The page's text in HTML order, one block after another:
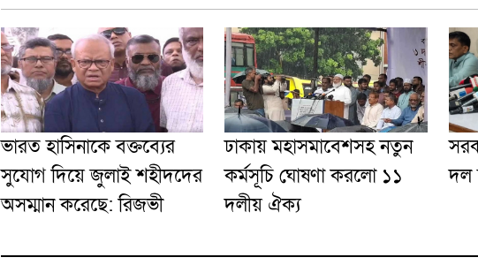
ভারত হাসিনাকে বক্তব্যের
সুযোগ দিয়ে জুলাই শহীদদের
অসম্মান করেছে: রিজভী
ঢাকায় মহাসমাবেশসহ নতুন
কর্মসূচি ঘোষণা করলো ১১
দলীয় ঐক্য
দল